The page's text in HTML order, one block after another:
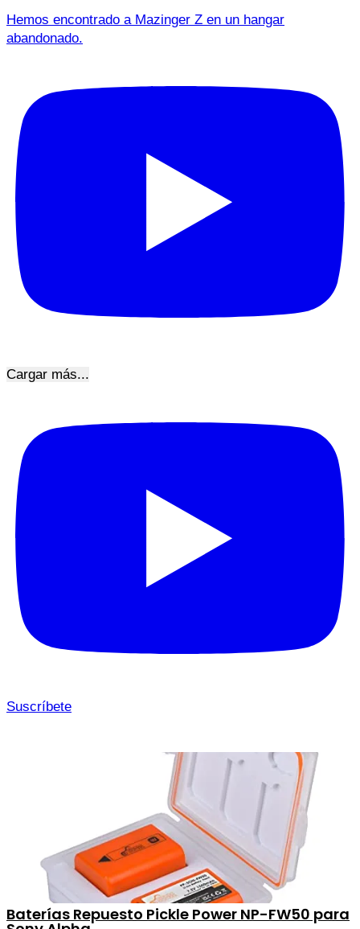
Hemos encontrado a Mazinger Z en un hangar
abandonado.
Cargar más...
Suscríbete
Baterías Repuesto Pickle Power NP-FW50 para